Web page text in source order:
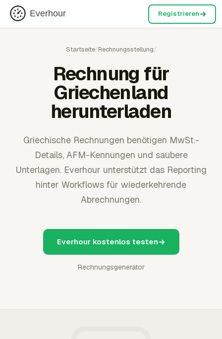
Everhour Registrieren
Startseite/Rechnungsstellung/
Rechnung für
Griechenland
herunterladen
Griechische Rechnungen benötigen MwSt.-
Details, AFM-Kennungen und saubere
Unterlagen. Everhour unterstützt das Reporting
hinter Workflows für wiederkehrende
Abrechnungen.
Everhour kostenlos testen
Rechnungsgenerator